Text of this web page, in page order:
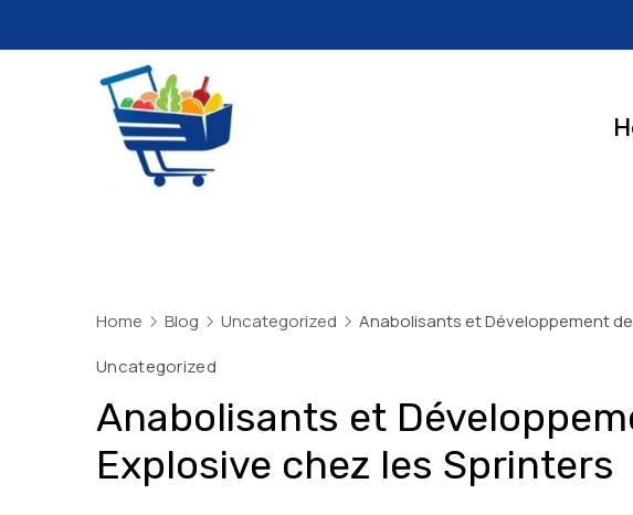
to
Home Blog Uncategorized Anabolisants et Développement
Uncategorized
Anabolisants et
Explosive chez les Sprinters